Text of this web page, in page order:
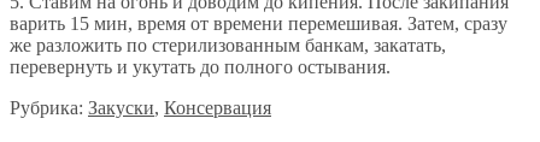
варить 15 мин, время от времени перемешивая. Затем, сразу
же разложить по стерилизованным банкам, закатать,
перевернуть и укутать до полного остывания.
Рубрика: Закуски, Консервация